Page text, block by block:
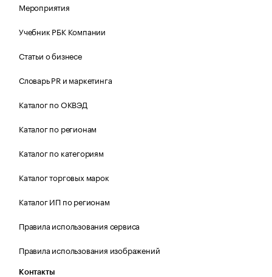
Мероприятия
Учебник РБК Компании
Статьи о бизнесе
Словарь PR и маркетинга
Каталог по ОКВЭД
Каталог по регионам
Каталог по категориям
Каталог торговых марок
Каталог ИП по регионам
Правила использования сервиса
Правила использования изображений
Контакты